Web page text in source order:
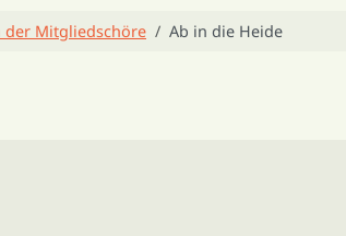
der Mitgliedschöre Ab in die Heide